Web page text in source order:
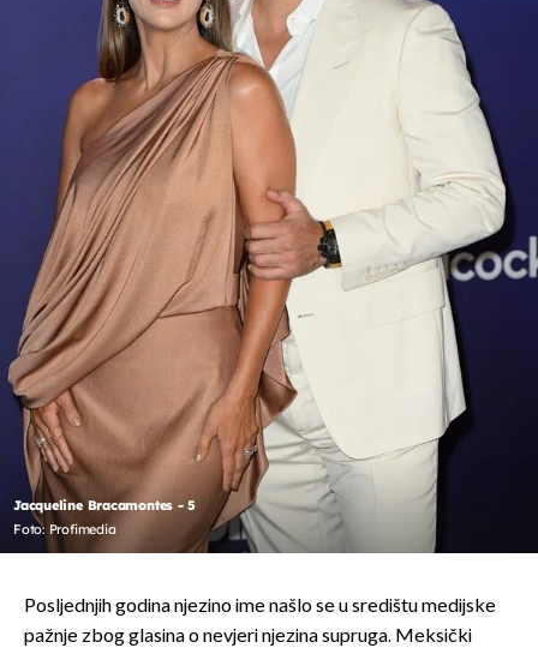
Jacqueline Bracamontes - 5
Foto: Profimedia
Posljednjih godina njezino ime našlo se u središtu medijske
pažnje zbog glasina o nevjeri njezina supruga. Meksički